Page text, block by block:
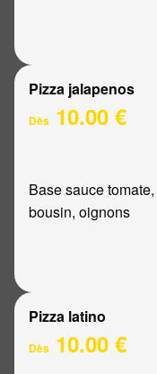
Pizza jalapenos
Dès 10.00 €
Base sauce
bousin, oignons
Pizza latino
Dès 10.00 €